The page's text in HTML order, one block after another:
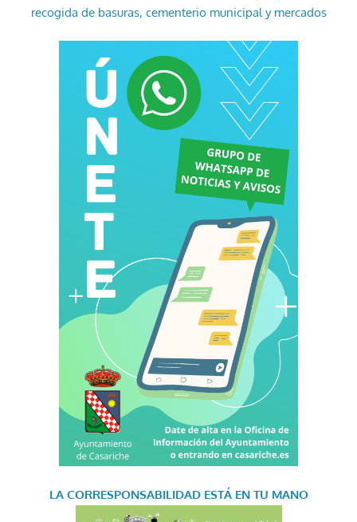
recogida de basuras, cementerio municipal y mercados
LA CORRESPONSABILIDAD ESTÁ EN TU MANO